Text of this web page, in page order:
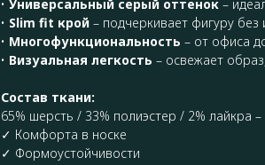
• Универсальный серый оттенок –
• Slim fit крой – подчеркивает фигуру без
• Многофункциональность – от офиса
• Визуальная легкость – освежает
Состав ткани:
65% шерсть / 33% полиэстер / 2% лайкра
✓ Комфорта в носке
✓ Формоустойчивости